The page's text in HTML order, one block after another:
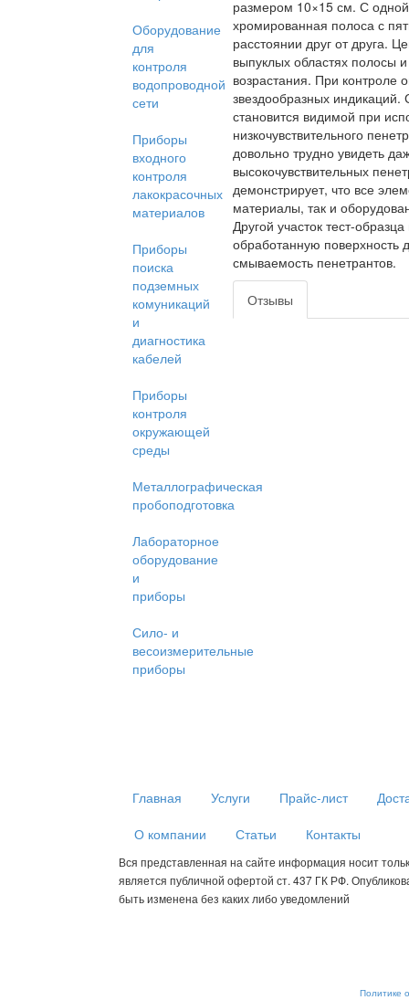
Оборудование
для
контроля
водопроводной
сети
Приборы
входного
контроля
лакокрасочных
материалов
Приборы
поиска
подземных
комуникаций
и
диагностика
кабелей
Приборы
контроля
окружающей
среды
Металлографическая
пробоподготовка
Лабораторное
оборудование
и
приборы
Сило- и
весоизмерительные
приборы
размером 10×15 см. С
хромированная полоса с
расстоянии друг от друга.
выпуклых областях полосы
возрастания. При контроле
звездообразных
становится видимой при
низкочувствительного
довольно трудно увидеть
высокочувствительных
демонстрирует, что все
материалы, так и
Другой участок тест-
обработанную поверхность
смываемость пенетрантов.
Отзывы
Главная Услуги Прайс-лист
О компании
Статьи Контакты
Вся представленная на сайте информация носит
является публичной офертой ст. 437 ГК РФ.
быть изменена без каких либо уведомлений
Политике